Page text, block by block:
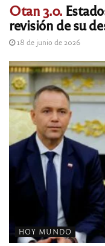
Otan 3.0.
revisión de su
18 de junio de 2026
HOY MUNDO